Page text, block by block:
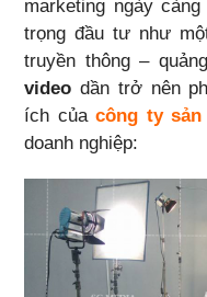
marketing ngày
trọng đầu tư như
truyền thông –
video dần trở nên
ích củacông ty
doanh nghiệp: